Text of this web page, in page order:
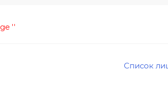
''
Список